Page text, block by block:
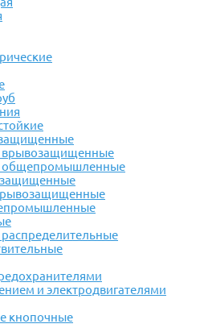
врывозащищенные
общепромышленные
и электродвигателями
кнопочные